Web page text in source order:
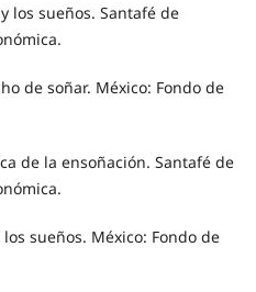
los sueños. Santafé de
de soñar. México: Fondo de
de la ensoñación. Santafé de
sueños. México: Fondo de